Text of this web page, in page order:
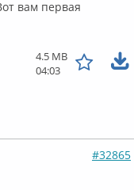
вам первая
4.5 MB
04:03
#32865